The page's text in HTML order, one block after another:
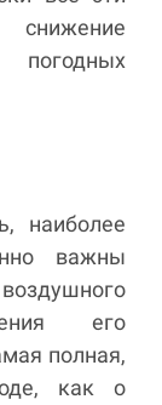
снижение
наиболее
важны
его
полная,
как о